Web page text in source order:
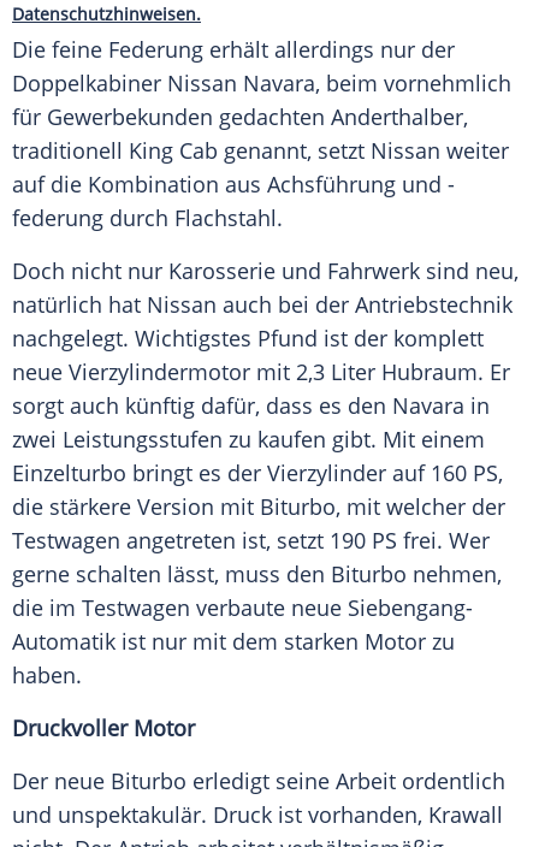
Datenschutzhinweisen.
Die feine Federung erhält allerdings nur der
Doppelkabiner Nissan Navara, beim vornehmlich
für Gewerbekunden gedachten Anderthalber,
traditionell King Cab genannt, setzt Nissan weiter
auf die Kombination aus Achsführung und -
federung durch Flachstahl.
Doch nicht nur Karosserie und Fahrwerk sind neu,
natürlich hat Nissan auch bei der Antriebstechnik
nachgelegt. Wichtigstes Pfund ist der komplett
neue Vierzylindermotor mit 2,3 Liter Hubraum. Er
sorgt auch künftig dafür, dass es den Navara in
zwei Leistungsstufen zu kaufen gibt. Mit einem
Einzelturbo bringt es der Vierzylinder auf 160 PS,
die stärkere Version mit Biturbo, mit welcher der
Testwagen angetreten ist, setzt 190 PS frei. Wer
gerne schalten lässt, muss den Biturbo nehmen,
die im Testwagen verbaute neue Siebengang-
Automatik ist nur mit dem starken Motor zu
haben.
Druckvoller Motor
Der neue Biturbo erledigt seine Arbeit ordentlich
und unspektakulär. Druck ist vorhanden, Krawall